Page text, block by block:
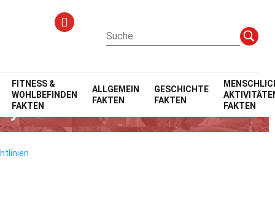
FITNESS &
WOHLBEFINDEN
FAKTEN
ALLGEMEIN
FAKTEN
GESCHICHTE
FAKTEN
FAKTEN